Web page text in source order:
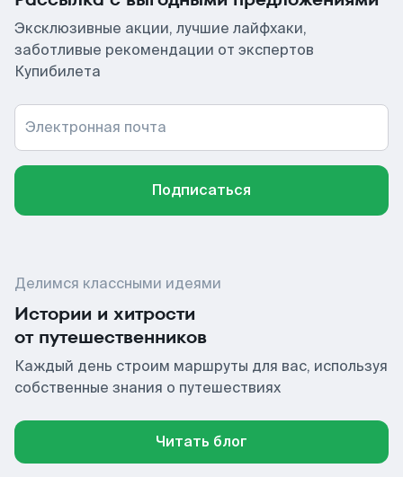
Эксклюзивные акции, лучшие лайфхаки,
заботливые рекомендации от экспертов
Купибилета
Электронная почта
Подписаться
Делимся классными идеями
Истории и хитрости
от путешественников
Каждый день строим маршруты для вас, используя
собственные знания о путешествиях
Читать блог